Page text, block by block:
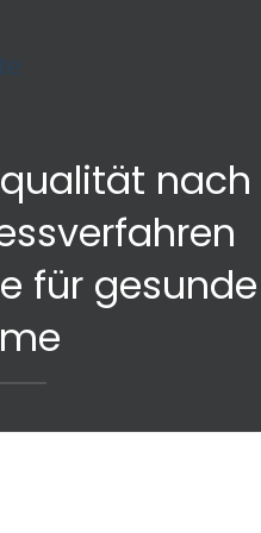
nach
für gesunde